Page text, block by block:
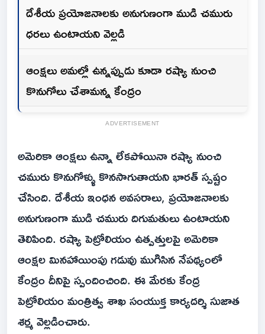
దేశీయ ప్రయోజనాలకు అనుగుణంగా ముడి చమురు
ధరలు ఉంటాయని వెల్లడి
ఆంక్షలు అమల్లో ఉన్నప్పుడు కూడా రష్యా నుంచి
కొనుగోలు చేశామన్న కేంద్రం
ADVERTISEMENT
అమెరికా ఆంక్షలు ఉన్నా లేకపోయినా రష్యా నుంచి
చమురు కొనుగోళ్ళు కొనసాగుతాయని భారత్ స్పష్టం
చేసింది. దేశీయ ఇంధన అవసరాలు, ప్రయోజనాలకు
అనుగుణంగా ముడి చమురు దిగుమతులు ఉంటాయని
తెలిపింది. రష్యా పెట్రోలియం ఉత్పత్తులపై అమెరికా
ఆంక్షల మినహాయింపు గడువు ముగిసిన నేపథ్యంలో
కేంద్రం దీనిపై స్పందించింది. ఈ మేరకు కేంద్ర
పెట్రోలియం మంత్రిత్వ శాఖ సంయుక్త కార్యదర్శి సుజాత
శర్మ వెల్లడించారు.